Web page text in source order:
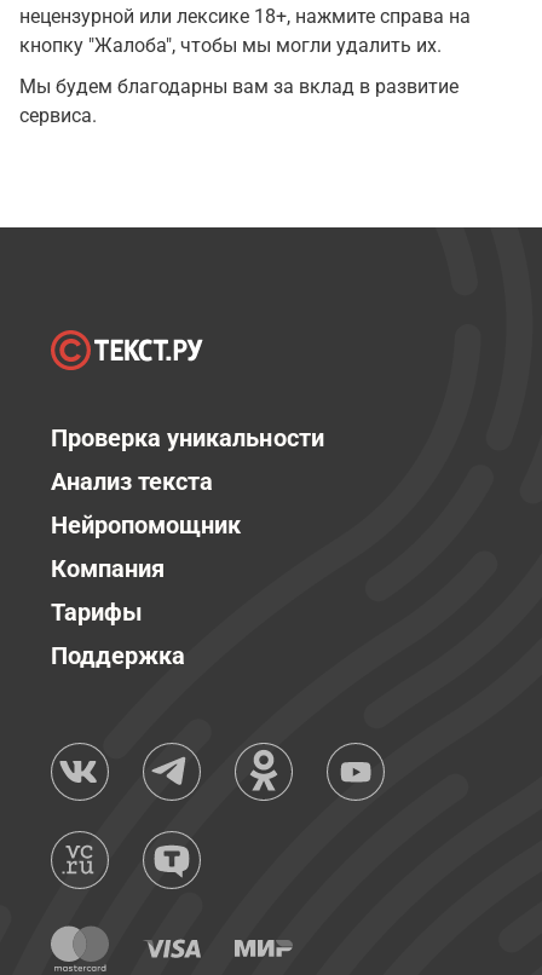
нецензурной или лексике 18+, нажмите справа на
кнопку "Жалоба", чтобы мы могли удалить их.
Мы будем благодарны вам за вклад в развитие
сервиса.
Проверка уникальности
Анализ текста
Нейропомощник
Компания
Тарифы
Поддержка